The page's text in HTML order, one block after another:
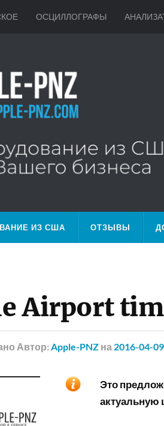
ОСЦИЛЛОГРАФЫ
ИЗ США ОТЗЫВЫ
Airport
Автор: Apple-PNZ на 2016-04-09
Это
актуальную